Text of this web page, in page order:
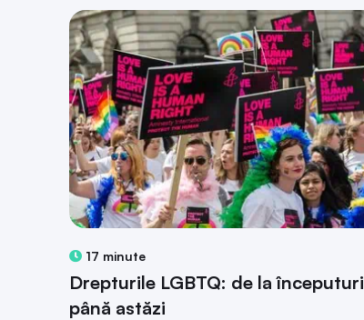
17 minute
Drepturile LGBTQ: de la începuturi
până astăzi